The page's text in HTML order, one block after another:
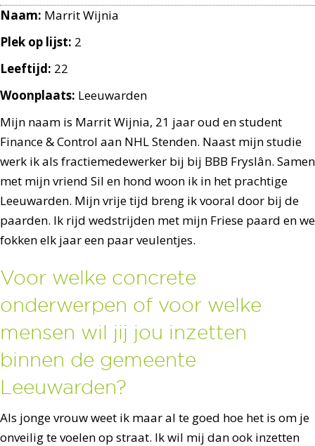
Mijn naam is Marrit Wijnia, 21 jaar oud en student
Finance & Control aan NHL Stenden. Naast mijn studie
werk ik als fractiemedewerker bij bij BBB Fryslân. Samen
met mijn vriend Sil en hond woon ik in het prachtige
Leeuwarden. Mijn vrije tijd breng ik vooral door bij de
paarden. Ik rijd wedstrijden met mijn Friese paard en we
fokken elk jaar een paar veulentjes.
Voor welke concrete
onderwerpen of voor welke
mensen wil jij jou inzetten
binnen de gemeente
Leeuwarden?
Als jonge vrouw weet ik maar al te goed hoe het is om je
onveilig te voelen op straat. Ik wil mij dan ook inzetten
Naam: Marrit Wijnia
Plek op lijst: 2
Leeftijd: 22
Woonplaats: Leeuwarden